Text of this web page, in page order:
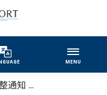
MENU
通知 ...